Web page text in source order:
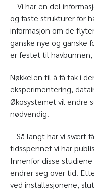
− Vi har en del
og faste strukturer for
informasjon om de
ganske nye og ganske
er festet til havbunnen,
Nøkkelen til å få tak i
eksperimentering,
Økosystemet vil endre
nødvendig.
– Så langt har vi svært
tidsspennet vi har
Innenfor disse
endrer seg over tid.
ved installasjonene,